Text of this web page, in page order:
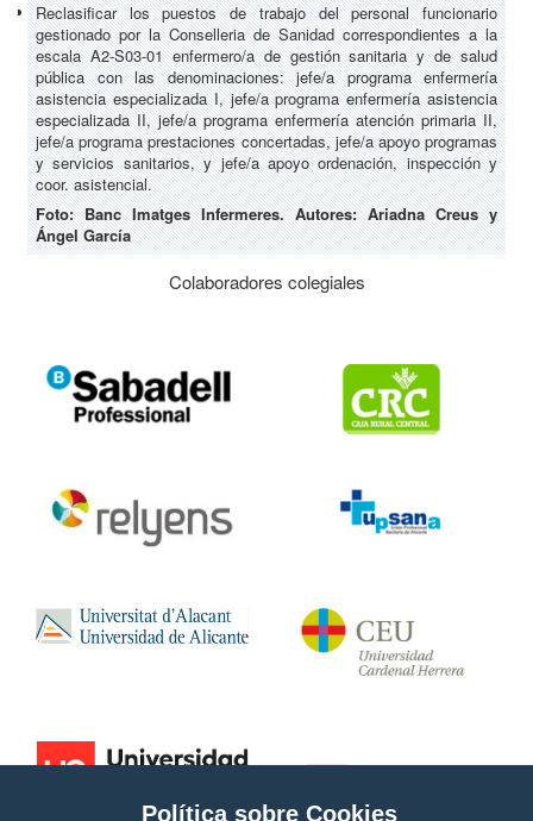
Política sobre Cookies
Reclasificar los puestos de trabajo del personal funcionario
gestionado por la Conselleria de Sanidad correspondientes a la
escala A2-S03-01 enfermero/a de gestión sanitaria y de salud
pública con las denominaciones: jefe/a programa enfermería
asistencia especializada I, jefe/a programa enfermería asistencia
especializada II, jefe/a programa enfermería atención primaria II,
jefe/a programa prestaciones concertadas, jefe/a apoyo programas
y servicios sanitarios, y jefe/a apoyo ordenación, inspección y
coor. asistencial.
Foto: Banc Imatges Infermeres. Autores: Ariadna Creus y
Ángel García
Colaboradores colegiales